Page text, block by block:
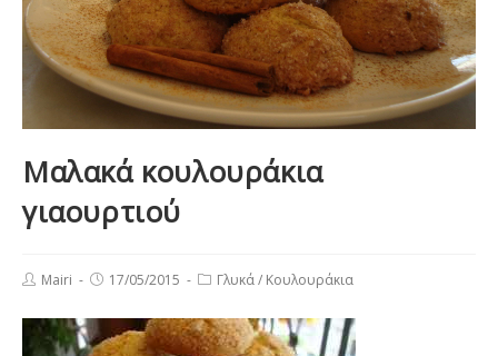
Μαλακά κουλουράκια
γιαουρτιού
PostMairi
Post17/05/2015
PostΓλυκά/ Κουλουράκια